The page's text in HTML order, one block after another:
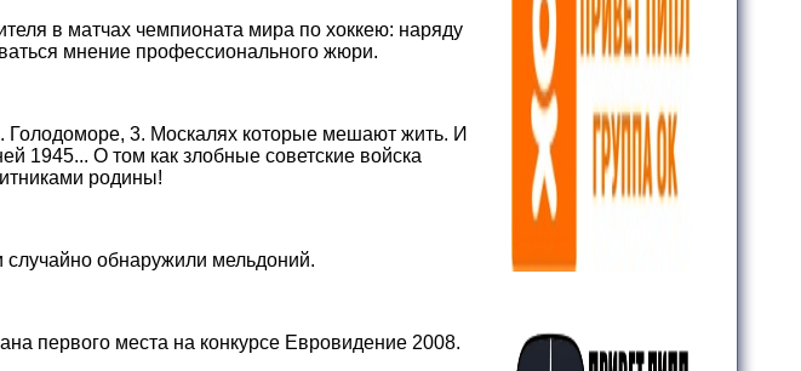
в матчах чемпионата мира по хоккею: наряду
мнение профессионального жюри.
3. Москалях которые мешают жить. И
1945... О том как злобные советские войска
родины!
обнаружили мельдоний.
первого места на конкурсе Евровидение 2008.